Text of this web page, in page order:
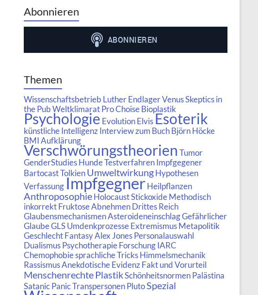
Abonnieren
Themen
Wissenschaftsbetrieb LutherEndlagerVenusSkeptics in
the PubWeltklimaratPro ChoiseBioplastik
Psychologie EvolutionElvis Esoterik
künstliche IntelligenzInterview zum BuchBjörn Höcke
BMIAufklärung
Verschwörungstheorien Tumor
GenderStudiesHundeTestverfahrenImpfgegener
BartocastTolkienUmweltwirkungHypothesen
Verfassung ImpfgegnerHeilpflanzen
AnthroposophieHolocaustStickoxideMethodisch
inkorrektFruktoseAbnehmenDrittes Reich
GlaubensmechanismenAsteroideneinschlagGefährlicher
GlaubeGLSUmdenkprozesseExtremismusMetapolitik
GeschlechtFantasyAlex JonesPersonalauswahl
DualismusPsychotherapie ForschungIARC
Chemophobiesprachliche TricksHimmelsmechanik
RassismusAnekdotische EvidenzFakt und Vorurteil
Menschenrechte PlastikSchönheitsnormenPalästina
Satanic PanicTranspersonenPlutoSpezial